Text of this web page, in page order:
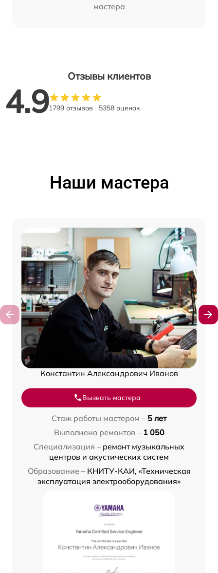
мастера
Отзывы клиентов
4.91799 отзывов 5358 оценок
Наши мастера
Константин Александрович Иванов
Вызвать мастера
Стаж работы мастером – 5 лет
Выполнено ремонтов – 1 050
Специализация – ремонт музыкальных
центров и акустических систем
Образование – КНИТУ-КАИ, «Техническая
эксплуатация электрооборудования»